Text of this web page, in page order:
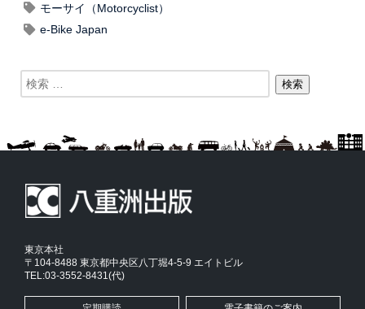
モーサイ（Motorcyclist）
e-Bike Japan
東京本社
〒104-8488 東京都中央区八丁堀4-5-9 エイトビル
TEL:03-3552-8431(代)